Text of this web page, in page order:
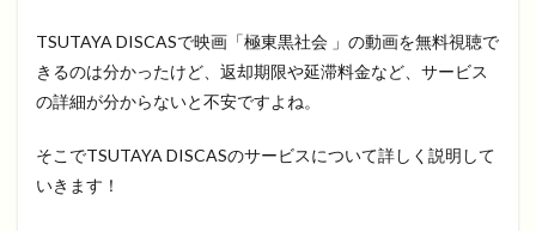
TSUTAYA DISCASで映画「極東黒社会 」の動画を無料視聴で
きるのは分かったけど、返却期限や延滞料金など、サービス
の詳細が分からないと不安ですよね。
そこでTSUTAYA DISCASのサービスについて詳しく説明して
いきます！